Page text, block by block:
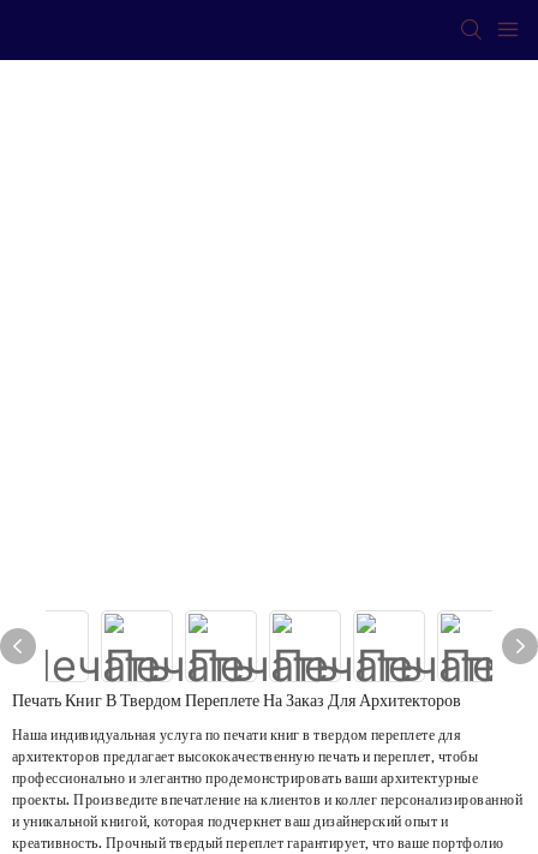
Печать Книг В Твердом Переплете На Заказ Для Архитекторов
Наша индивидуальная услуга по печати книг в твердом переплете для
архитекторов предлагает высококачественную печать и переплет, чтобы
профессионально и элегантно продемонстрировать ваши архитектурные
проекты. Произведите впечатление на клиентов и коллег персонализированной
и уникальной книгой, которая подчеркнет ваш дизайнерский опыт и
креативность. Прочный твердый переплет гарантирует, что ваше портфолио